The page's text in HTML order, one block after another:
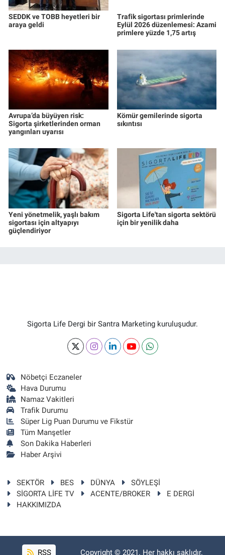
SEDDK ve TOBB heyetleri bir
araya geldi
Trafik sigortası primlerinde
Eylül 2026 düzenlemesi: Azami
primlere yüzde 1,75 artış
Avrupa’da büyüyen risk:
Sigorta şirketlerinden orman
yangınları uyarısı
Kömür gemilerinde sigorta
sıkıntısı
Yeni yönetmelik, yaşlı bakım
sigortası için altyapıyı
güçlendiriyor
Sigorta Life'tan sigorta sektörü
için bir yenilik daha
Sigorta Life Dergi bir Santra Marketing kuruluşudur.
Nöbetçi Eczaneler
Hava Durumu
Namaz Vakitleri
Trafik Durumu
Süper Lig Puan Durumu ve Fikstür
Tüm Manşetler
Son Dakika Haberleri
Haber Arşivi
SEKTÖR BES DÜNYA
SÖYLEŞİ
SİGORTA LİFE TV
ACENTE/BROKER
E DERGİ
HAKKIMIZDA
RSS Copyright © 2021. Her hakkı saklıdır.